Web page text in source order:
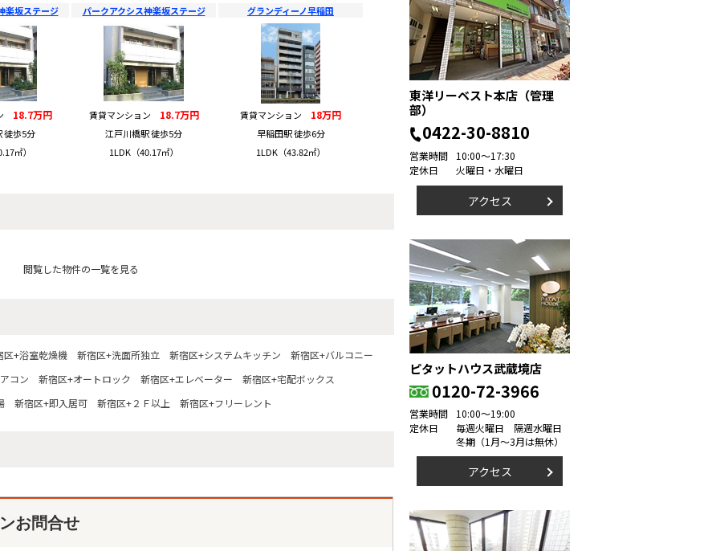
楽坂ステージ
18.7万円
徒歩5分
㎡）
パークアクシス神楽坂ステージ
賃貸マンション 18.7万円
江戸川橋駅 徒歩5分
1LDK（40.17㎡）
グランディーノ早稲田
賃貸マンション 18万円
早稲田駅 徒歩6分
1LDK（43.82㎡）
閲覧した物件の一覧を見る
区+浴室乾燥機 新宿区+洗面所独立 新宿区+システムキッチン
新宿区+バルコニー
コン 新宿区+オートロック 新宿区+エレベーター
新宿区+宅配ボックス
新宿区+即入居可 新宿区+２Ｆ以上 新宿区+フリーレント
お問合せ
東洋リーベスト本店（管理
部）
0422-30-8810
営業時間
10:00～17:30
定休日
火曜日・水曜日
アクセス
ピタットハウス武蔵境店
0120-72-3966
営業時間
10:00～19:00
定休日
毎週火曜日 隔週水曜日
冬期（1月～3月は無休）
アクセス